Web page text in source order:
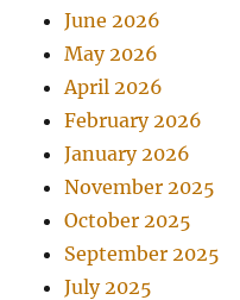
June 2026
May 2026
April 2026
February 2026
January 2026
November 2025
October 2025
September 2025
July 2025